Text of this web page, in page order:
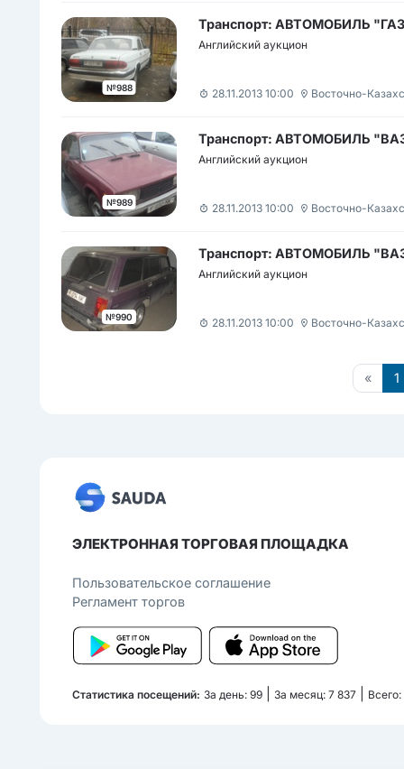
№988
Транспорт: АВТОМОБИЛЬ
Английский аукцион
28.11.2013 10:00 Восточно-
№989
Транспорт: АВТОМОБИЛЬ
Английский аукцион
28.11.2013 10:00 Восточно-
№990
Транспорт: АВТОМОБИЛЬ
Английский аукцион
28.11.2013 10:00 Восточно-
« 1
ЭЛЕКТРОННАЯ ТОРГОВАЯ ПЛОЩАДКА
Пользовательcкое соглашение
Регламент торгов
Статистика посещений: За день: 99 За месяц: 7 837